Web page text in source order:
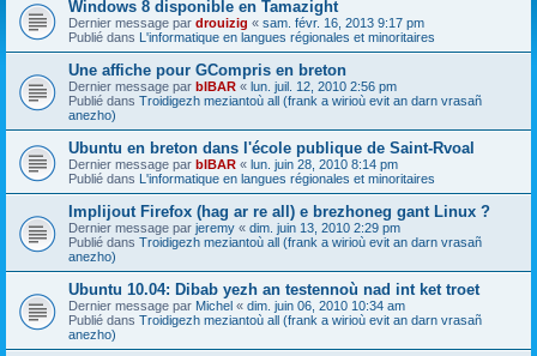
Windows 8 disponible en Tamazight
Dernier message par drouizig « sam. févr. 16, 2013 9:17 pm
Publié dans L'informatique en langues régionales et minoritaires
Une affiche pour GCompris en breton
Dernier message par bIBAR « lun. juil. 12, 2010 2:56 pm
Publié dans Troidigezh meziantoù all (frank a wirioù evit an darn vrasañ
anezho)
Ubuntu en breton dans l'école publique de Saint-Rvoal
Dernier message par bIBAR « lun. juin 28, 2010 8:14 pm
Publié dans L'informatique en langues régionales et minoritaires
Implijout Firefox (hag ar re all) e brezhoneg gant Linux ?
Dernier message par jeremy « dim. juin 13, 2010 2:29 pm
Publié dans Troidigezh meziantoù all (frank a wirioù evit an darn vrasañ
anezho)
Ubuntu 10.04: Dibab yezh an testennoù nad int ket troet
Dernier message par Michel « dim. juin 06, 2010 10:34 am
Publié dans Troidigezh meziantoù all (frank a wirioù evit an darn vrasañ
anezho)